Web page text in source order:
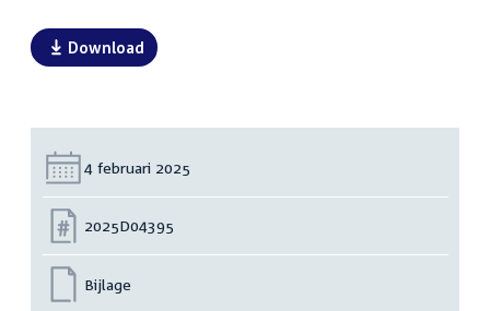
Download
Datum:
4 februari 2025
Nummer:
2025D04395
Bijlage